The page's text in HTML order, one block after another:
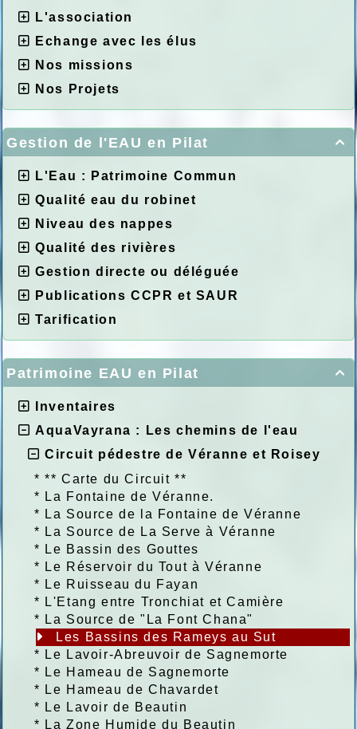
L'association
Echange avec les élus
Nos missions
Nos Projets

Gestion de l'EAU en Pilat
L'Eau : Patrimoine Commun
Qualité eau du robinet
Niveau des nappes
Qualité des rivières
Gestion directe ou déléguée
Publications CCPR et SAUR
Tarification

Patrimoine EAU en Pilat
Inventaires
AquaVayrana : Les chemins de l'eau
Circuit pédestre de Véranne et Roisey
*** Carte du Circuit **
* La Fontaine de Véranne.
* La Source de la Fontaine de Véranne
* La Source de La Serve à Véranne
* Le Bassin des Gouttes
* Le Réservoir du Tout à Véranne
* Le Ruisseau du Fayan
* L'Etang entre Tronchiat et Camière
* La Source de "La Font Chana"
Les Bassins des Rameys au Sut
* Le Lavoir-Abreuvoir de Sagnemorte
* Le Hameau de Sagnemorte
* Le Hameau de Chavardet
* Le Lavoir de Beautin
* La Zone Humide du Beautin